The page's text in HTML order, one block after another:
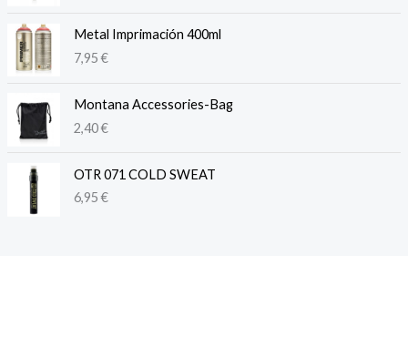
Metal Imprimación 400ml
7,95€
Montana Accessories-Bag
2,40€
OTR 071 COLD SWEAT
6,95€